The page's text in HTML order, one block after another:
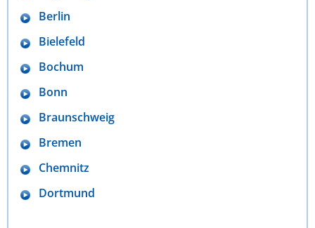
Berlin
Bielefeld
Bochum
Bonn
Braunschweig
Bremen
Chemnitz
Dortmund